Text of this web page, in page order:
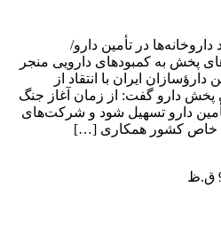
در تأمین دارو/
پخش به کمبودهای دارویی منجر
ایران با انتقاد از
دارو گفت: از زمان آغاز جنگ
دارو تسهیل شود و شرکت‌های
خاص کشور همکاری […]